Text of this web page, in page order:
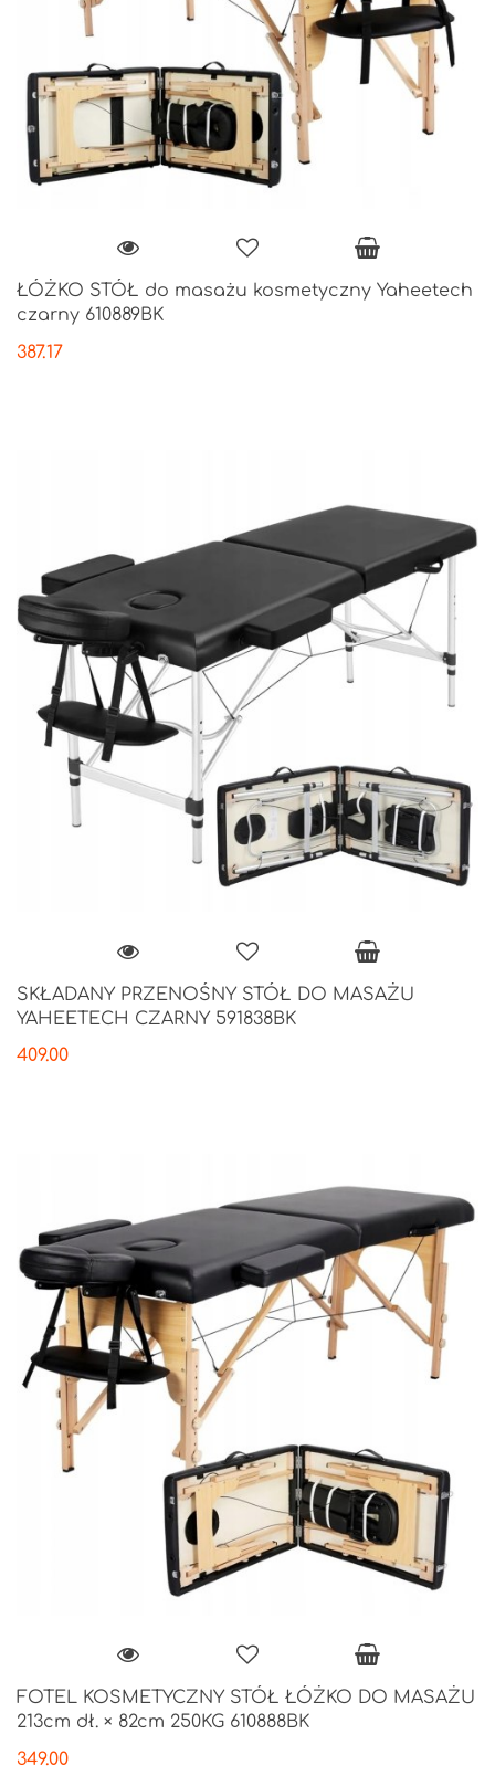
ŁÓŻKO STÓŁ do masażu kosmetyczny Yaheetech
czarny 610889BK
387.17
SKŁADANY PRZENOŚNY STÓŁ DO MASAŻU
YAHEETECH CZARNY 591838BK
409.00
FOTEL KOSMETYCZNY STÓŁ ŁÓŻKO DO MASAŻU
213cm dł. × 82cm 250KG 610888BK
349.00